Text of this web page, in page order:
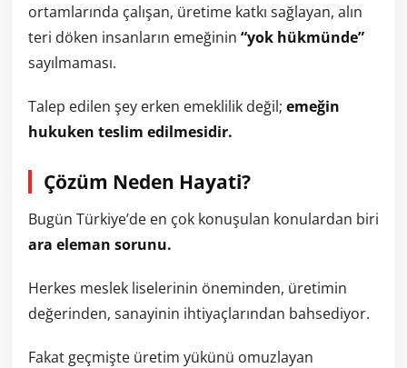
ortamlarında çalışan, üretime katkı sağlayan, alın
teri döken insanların emeğinin “yok hükmünde”
sayılmaması.
Talep edilen şey erken emeklilik değil; emeğin
hukuken teslim edilmesidir.
Çözüm Neden Hayati?
Bugün Türkiye’de en çok konuşulan konulardan biri
ara eleman sorunu.
Herkes meslek liselerinin öneminden, üretimin
değerinden, sanayinin ihtiyaçlarından bahsediyor.
Fakat geçmişte üretim yükünü omuzlayan